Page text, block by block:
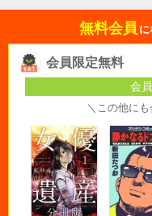
無料会員 に
会員限定無料
会
＼この他に